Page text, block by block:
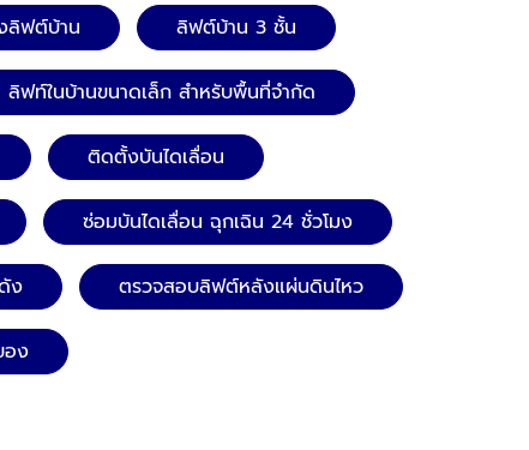
ลิฟต์บ้าน ลิฟต์บ้าน 3 ชั้น
ลิฟท์ในบ้านขนาดเล็ก สำหรับพื้นที่จำกัด
ติดตั้งบันไดเลื่อน
ซ่อมบันไดเลื่อน ฉุกเฉิน 24 ชั่วโมง
ง ตรวจสอบลิฟต์หลังแผ่นดินไหว
อง